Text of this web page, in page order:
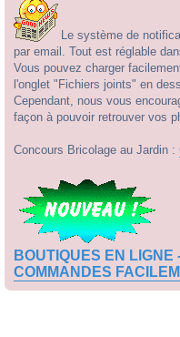
Le système de
par email. Tout est réglable
Vous pouvez charger
l'onglet "Fichiers joints" en
Cependant, nous vous
façon à pouvoir retrouver vos
Concours Bricolage au Jardin :
BOUTIQUES EN LIGNE
COMMANDES